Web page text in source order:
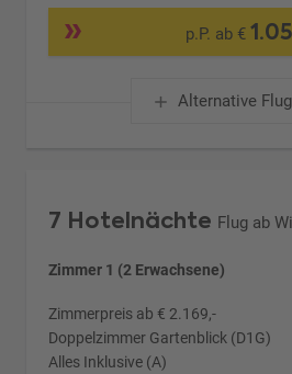
p.P. ab €
Alternative
7 Hotelnächte Flug ab
Zimmer 1 (2 Erwachsene)
Zimmerpreis ab € 2.169,-
Doppelzimmer Gartenblick (D1G)
Alles Inklusive (A)